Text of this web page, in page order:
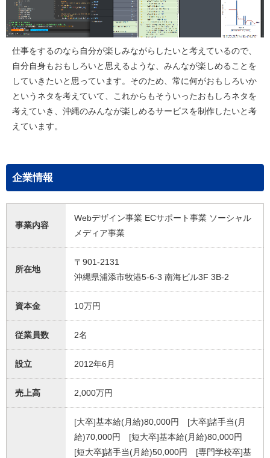
仕事をするのなら自分が楽しみながらしたいと考えているので、
自分自身もおもしろいと思えるような、みんなが楽しめることを
していきたいと思っています。そのため、常に何がおもしろいか
というネタを考えていて、これからもそういったおもしろネタを
考えていき、沖縄のみんなが楽しめるサービスを制作したいと考
えています。
企業情報
事業内容
Webデザイン事業 ECサポート事業 ソーシャル
メディア事業
所在地
〒901-2131
沖縄県浦添市牧港5-6-3 南海ビル3F 3B-2
資本金 10万円
従業員数 2名
設立 2012年6月
売上高 2,000万円
[大卒]基本給(月給)80,000円 [大卒]諸手当(月
給)70,000円 [短大卒]基本給(月給)80,000円
[短大卒]諸手当(月給)50,000円 [専門学校卒]基